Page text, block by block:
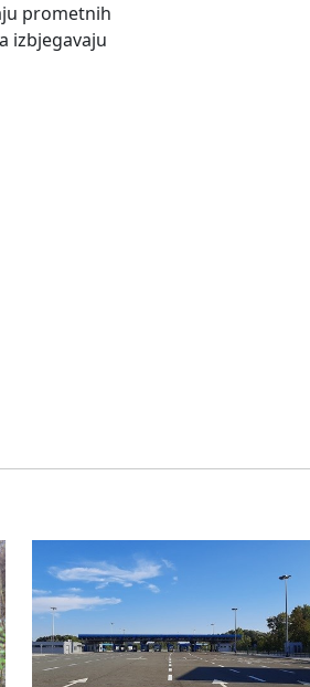
prometnih
izbjegavaju